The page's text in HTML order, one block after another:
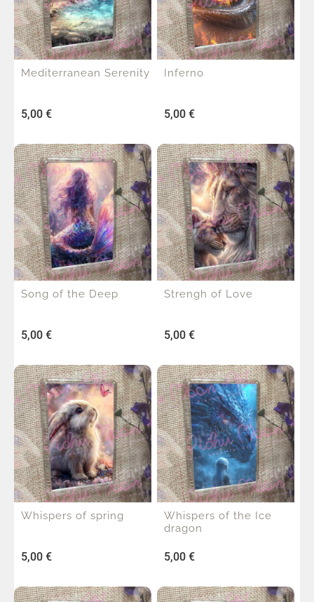
Mediterranean Serenity
5,00 €
Inferno
5,00 €
Song of the Deep
5,00 €
Strengh of Love
5,00 €
Whispers of spring
5,00 €
Whispers of the Ice
dragon
5,00 €